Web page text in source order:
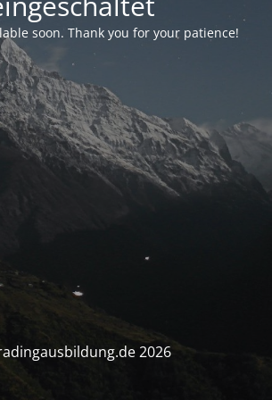
soon. Thank you for your patience!
2026